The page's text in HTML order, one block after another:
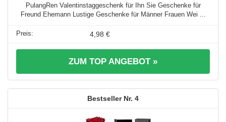
PulangRen Valentinstaggeschenk für Ihn Sie Geschenke für
Freund Ehemann Lustige Geschenke für Männer Frauen Wei ...
4,98 €
ZUM TOP ANGEBOT »
4